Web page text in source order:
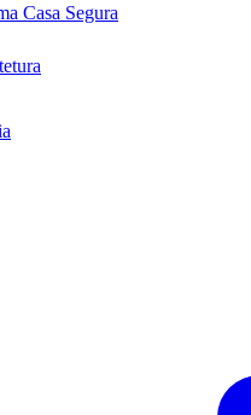
Casa Segura